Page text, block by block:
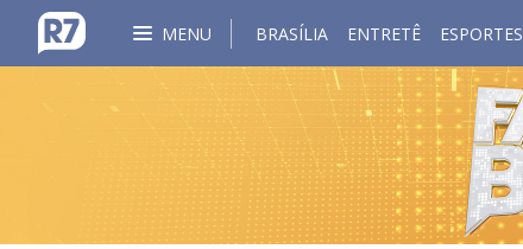
MENU BRASÍLIA ENTRETÊ ESPORTES